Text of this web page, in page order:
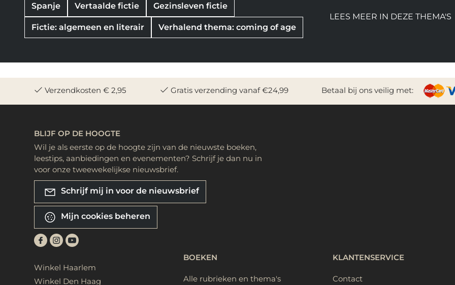
Spanje Vertaalde fictie Gezinsleven fictie
Fictie: algemeen en literair Verhalend thema: coming of age
LEES MEER IN DEZE THEMA'S
Verzendkosten € 2,95 Gratis verzending vanaf €24,99 Betaal bij ons veilig met:
BLIJF OP DE HOOGTE
Wil je als eerste op de hoogte zijn van de nieuwste boeken,
leestips, aanbiedingen en evenementen? Schrijf je dan nu in
voor onze tweewekelijkse nieuwsbrief.
Schrijf mij in voor de nieuwsbrief
Mijn cookies beheren
Winkel Haarlem
Winkel Den Haag
BOEKEN
Alle rubrieken en thema's
KLANTENSERVICE
Contact